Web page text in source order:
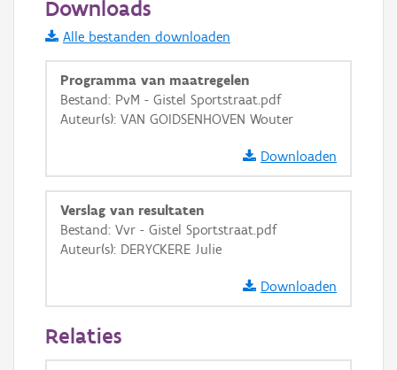
Informatie Vlaanderen
i
+ −
Basis Lagen
Downloads
Alle bestanden downloaden
Programma van maatregelen
Bestand: PvM - Gistel Sportstraat.pdf
Auteur(s): VAN GOIDSENHOVEN Wouter
Downloaden
Verslag van resultaten
Bestand: Vvr - Gistel Sportstraat.pdf
Auteur(s): DERYCKERE Julie
Downloaden
Relaties